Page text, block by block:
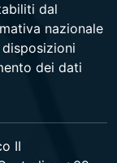
dal
nazionale
dei dati
II